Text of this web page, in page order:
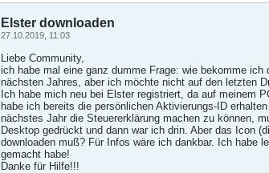
Elster downloaden
27.10.2019, 11:03
Liebe Community,
ich habe mal eine ganz dumme Frage: wie bekomme
nächsten Jahres, aber ich möchte nicht auf den letzten
Ich habe mich neu bei Elster registriert, da auf meinem
habe ich bereits die persönlichen Aktivierungs-ID
nächstes Jahr die Steuererklärung machen zu können,
Desktop gedrückt und dann war ich drin. Aber das Icon
downloaden muß? Für Infos wäre ich dankbar. Ich habe
gemacht habe!
Danke für Hilfe!!!